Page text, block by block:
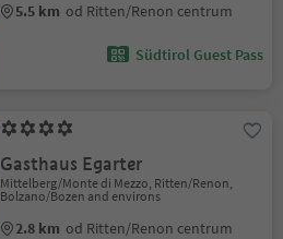
5.5 km od Ritten/Renon centrum
Südtirol Guest Pass
Gasthaus Egarter
Mittelberg/Monte di Mezzo, Ritten/Renon,
Bolzano/Bozen and environs
2.8 km od Ritten/Renon centrum